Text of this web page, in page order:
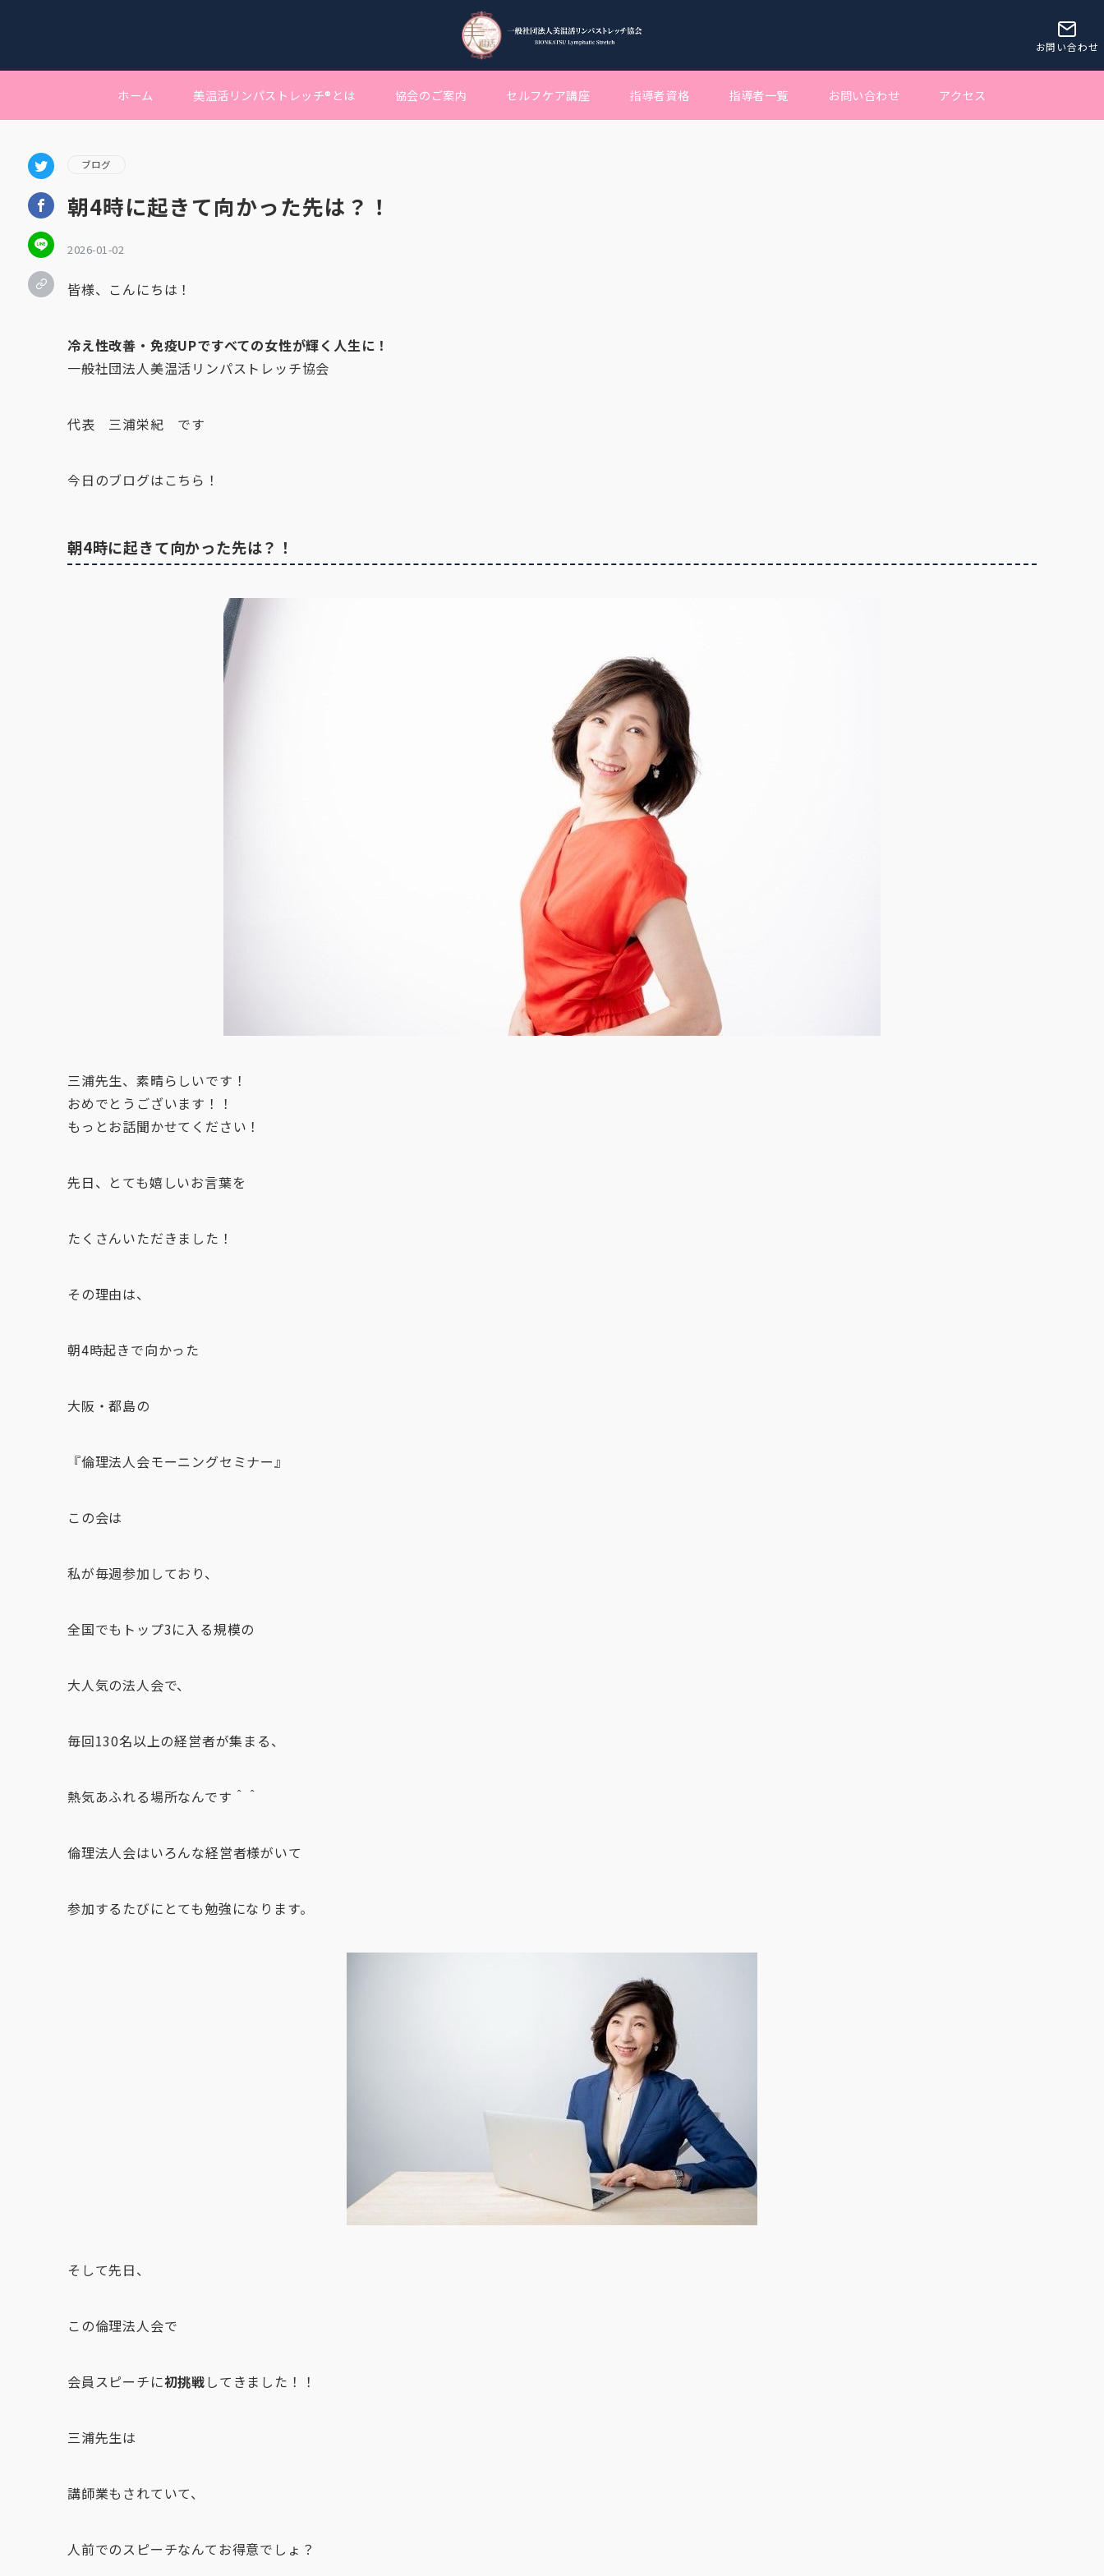
お問い合わせ
ホーム 美温活リンパストレッチ®︎とは 協会のご案内 セルフケア講座 指導者資格 指導者一覧 お問い合わせ アクセス
ブログ
朝4時に起きて向かった先は？！
2026-01-02
皆様、こんにちは！
冷え性改善・免疫UPですべての女性が輝く人生に！
一般社団法人美温活リンパストレッチ協会
代表 三浦栄紀 です
今日のブログはこちら！
朝4時に起きて向かった先は？！
三浦先生、素晴らしいです！
おめでとうございます！！
もっとお話聞かせてください！
先日、とても嬉しいお言葉を
たくさんいただきました！
その理由は、
朝4時起きで向かった
大阪・都島の
『倫理法人会モーニングセミナー』
この会は
私が毎週参加しており、
全国でもトップ3に入る規模の
大人気の法人会で、
毎回130名以上の経営者が集まる、
熱気あふれる場所なんです＾＾
倫理法人会はいろんな経営者様がいて
参加するたびにとても勉強になります。
そして先日、
この倫理法人会で
会員スピーチに初挑戦してきました！！
三浦先生は
講師業もされていて、
人前でのスピーチなんてお得意でしょ？